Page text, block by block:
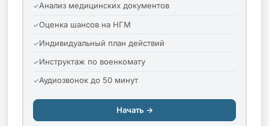
Анализ медицинских документов
Оценка шансов на НГМ
Индивидуальный план действий
Инструктаж по военкомату
Аудиозвонок до 50 минут
Начать →